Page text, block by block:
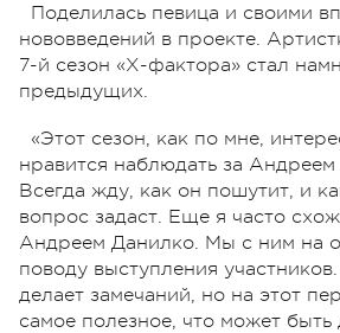
Поделилась певица и своими
нововведений в проекте.
7-й сезон «Х-фактора» стал
предыдущих.
«Этот сезон, как по мне,
нравится наблюдать за
Всегда жду, как он пошутит, и
вопрос задаст. Еще я часто
Андреем Данилко. Мы с ним на
поводу выступления
делает замечаний, но на этот
самое полезное, что может быть